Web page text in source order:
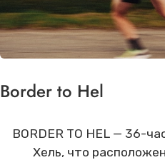
Border to Hel
BORDER TO HEL — 36-
Хель, что